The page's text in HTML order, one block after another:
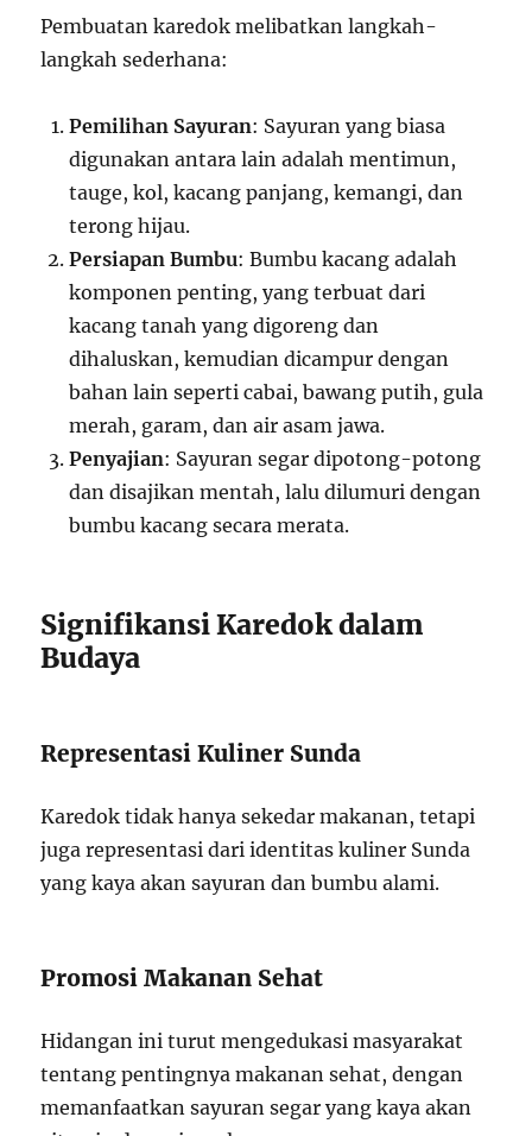
Pembuatan karedok melibatkan langkah-
langkah sederhana:
Pemilihan Sayuran: Sayuran yang biasa
digunakan antara lain adalah mentimun,
tauge, kol, kacang panjang, kemangi, dan
terong hijau.
Persiapan Bumbu: Bumbu kacang adalah
komponen penting, yang terbuat dari
kacang tanah yang digoreng dan
dihaluskan, kemudian dicampur dengan
bahan lain seperti cabai, bawang putih, gula
merah, garam, dan air asam jawa.
Penyajian: Sayuran segar dipotong-potong
dan disajikan mentah, lalu dilumuri dengan
bumbu kacang secara merata.
Signifikansi Karedok dalam
Budaya
Representasi Kuliner Sunda
Karedok tidak hanya sekedar makanan, tetapi
juga representasi dari identitas kuliner Sunda
yang kaya akan sayuran dan bumbu alami.
Promosi Makanan Sehat
Hidangan ini turut mengedukasi masyarakat
tentang pentingnya makanan sehat, dengan
memanfaatkan sayuran segar yang kaya akan